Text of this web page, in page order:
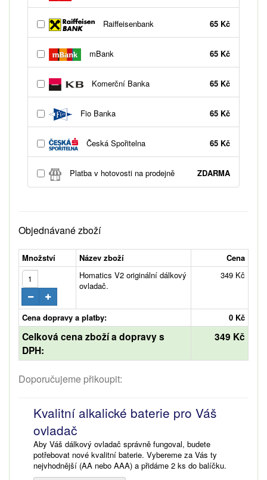
Raiffeisenbank 65 Kč
mBank 65 Kč
Komerční Banka 65 Kč
Fio Banka 65 Kč
Česká Spořitelna 65 Kč
Platba v hotovosti na prodejně ZDARMA
Objednávané zboží
Množství Název zboží
Cena
Homatics V2 originální dálkový
ovladač.
349 Kč
Cena dopravy a platby: 0 Kč
Celková cena zboží a dopravy s
DPH:
349 Kč
Doporučujeme přikoupit:
Kvalitní alkalické baterie pro Váš
ovladač
Aby Váš dálkový ovladač správně fungoval, budete
potřebovat nové kvalitní baterie. Vybereme za Vás ty
nejvhodnější (AA nebo AAA) a přidáme 2 ks do balíčku.